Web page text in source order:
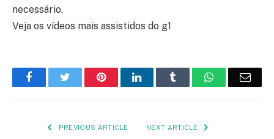
necessário.
Veja os vídeos mais assistidos do g1
FacebookTwitter PinterestLinkedIn Tumblr WhatsApp
PREVIOUS ARTICLE NEXT ARTICLE